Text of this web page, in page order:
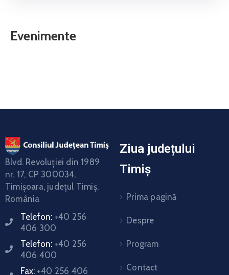
Evenimente
Blvd. Revoluţiei din 1989
nr. 17, CP 300034,
Timişoara, judeţul Timiş,
România
Telefon: +40 256
406 300
Telefon: +40 256
406 400
Fax: +40 256 406
Ziua județului
Timiș
Prima pagină
Despre
Program
Contact